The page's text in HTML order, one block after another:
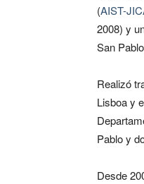
(AIST-
2008) y
San
Realizó
Lisboa y
Pablo y
Desde